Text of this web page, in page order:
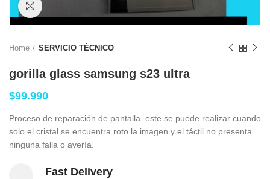
Home SERVICIO TÉCNICO
gorilla glass samsung s23 ultra
$99.990
Proceso de reparación de pantalla. este se puede realizar cuando
solo el cristal se encuentra roto la imagen y el táctil no presenta
ninguna falla o avería.
Fast Delivery